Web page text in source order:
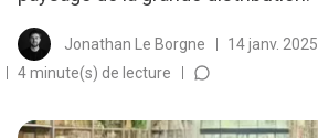
Jonathan Le Borgne
14 janv. 2025
4 minute(s) de lecture